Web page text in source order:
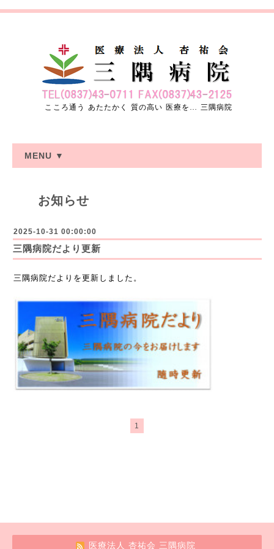
こころ通う あたたかく 質の高い 医療を… 三隅病院
MENU ▼
お知らせ
2025-10-31 00:00:00
三隅病院だより更新
三隅病院だよりを更新しました。
1
医療法人 杏祐会 三隅病院